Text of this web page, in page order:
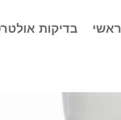
ראשי בדיקות